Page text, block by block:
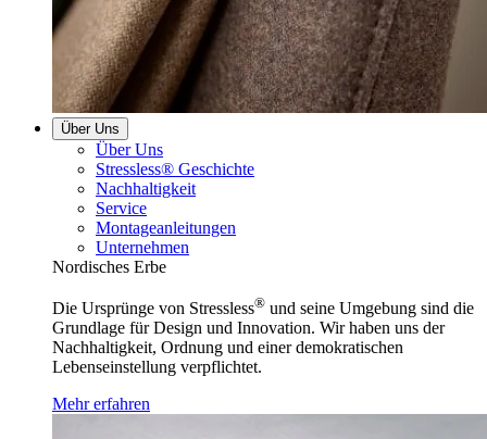
Über Uns
Über Uns
Stressless® Geschichte
Nachhaltigkeit
Service
Montageanleitungen
Unternehmen
Nordisches Erbe
Die Ursprünge von Stressless® und seine Umgebung sind die
Grundlage für Design und Innovation. Wir haben uns der
Nachhaltigkeit, Ordnung und einer demokratischen
Lebenseinstellung verpflichtet.
Mehr erfahren